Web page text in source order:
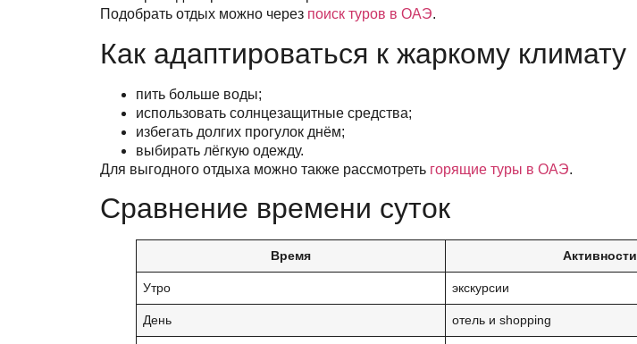
Подобрать отдых можно через поиск туров в ОАЭ.
Как адаптироваться к жаркому климату
пить больше воды;
использовать солнцезащитные средства;
избегать долгих прогулок днём;
выбирать лёгкую одежду.
Для выгодного отдыха можно также рассмотреть горящие туры в ОАЭ.
Сравнение времени суток
Время Активности
Утро экскурсии
День отель и shopping